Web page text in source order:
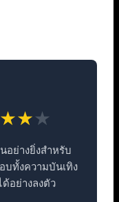
★★★
อย่างยิ่งสำหรับ
บทั้งความบันเทิง
อย่างลงตัว